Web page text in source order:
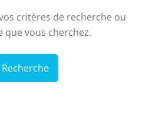
parcritères de recherche ou
que vous cherchez.
Recherche